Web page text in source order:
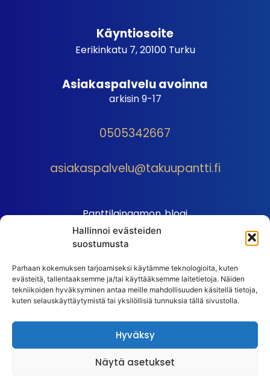
Hallinnoi evästeiden
suostumusta
Parhaan kokemuksen tarjoamiseksi käytämme teknologioita, kuten
evästeitä, tallentaaksemme ja/tai käyttääksemme laitetietoja. Näiden
tekniikoiden hyväksyminen antaa meille mahdollisuuden käsitellä tietoja,
kuten selauskäyttäytymistä tai yksilöllisiä tunnuksia tällä sivustolla.
Hyväksy
Näytä asetukset
Käyntiosoite
Eerikinkatu 7, 20100 Turku
Asiakaspalvelu avoinna
arkisin 9-17
0505342667
asiakaspalvelu@takuupantti.fi
Panttilainaamon blogi
Palveluhinnasto
Sopimusehdot
Autopantin sopimusehdot
Henkilötiedot
Huutokauppasäännöt
Usein kysytyt kysymykset
Huutokaupan UKK